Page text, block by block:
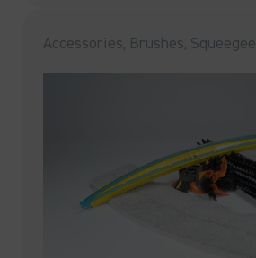
Accessories, Brushes, Squeegee